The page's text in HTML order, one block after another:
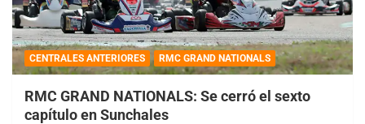
CENTRALES ANTERIORES RMC GRAND NATIONALS
RMC GRAND NATIONALS: Se cerró el sexto
capítulo en Sunchales